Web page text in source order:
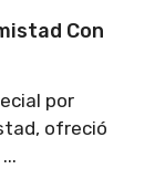
Con
por
ofreció